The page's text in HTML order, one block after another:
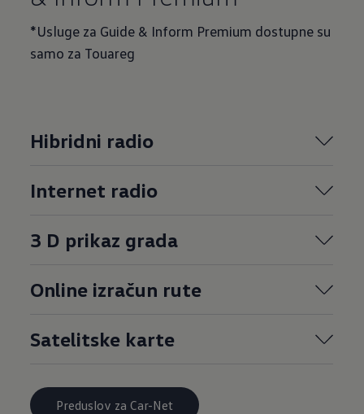
*Usluge za Guide & Inform Premium dostupne su
samo za Touareg
Hibridni radio
Internet radio
3 D prikaz grada
Online izračun rute
Satelitske karte
Preduslov za Car-Net